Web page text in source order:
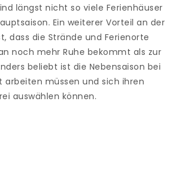
längst nicht so viele Ferienhäuser
Ein weiterer Vorteil an der
dass die Strände und Ferienorte
noch mehr Ruhe bekommt als zur
beliebt ist die Nebensaison bei
arbeiten müssen und sich ihren
auswählen können.